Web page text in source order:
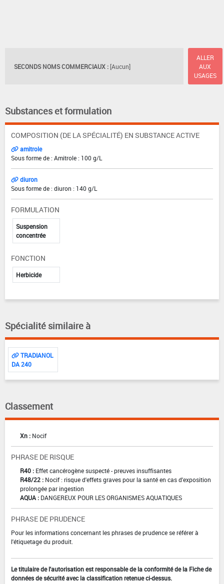
SECONDS NOMS COMMERCIAUX : [Aucun]
ALLER
AUX
USAGES
Substances et formulation
COMPOSITION (DE LA SPÉCIALITÉ) EN SUBSTANCE ACTIVE
amitrole
Sous forme de : Amitrole : 100 g/L
diuron
Sous forme de : diuron : 140 g/L
FORMULATION
Suspension
concentrée
FONCTION
Herbicide
Spécialité similaire à
TRADIANOL
DA 240
Classement
Xn : Nocif
PHRASE DE RISQUE
R40 : Effet cancérogène suspecté - preuves insuffisantes
R48/22 : Nocif : risque d'effets graves pour la santé en cas d'exposition
prolongée par ingestion
AQUA : DANGEREUX POUR LES ORGANISMES AQUATIQUES
PHRASE DE PRUDENCE
Pour les informations concernant les phrases de prudence se référer à
l'étiquetage du produit.
Le titulaire de l'autorisation est responsable de la conformité de la Fiche de
données de sécurité avec la classification retenue ci-dessus.